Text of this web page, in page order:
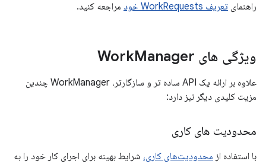
راهنمای تعریف WorkRequests خود مراجعه کنید.
ویژگی های Work Manager
علاوه بر ارائه یک API ساده تر و سازگارتر، WorkManager چندین
مزیت کلیدی دیگر نیز دارد:
محدودیت های کاری
با استفاده از محدودیت‌های کاری، شرایط بهینه برای اجرای کار خود را به